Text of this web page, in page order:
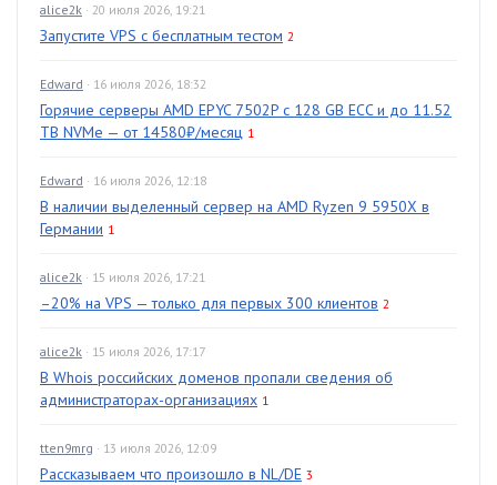
alice2k · 20 июля 2026, 19:21
Запустите VPS с бесплатным тестом 2
Edward · 16 июля 2026, 18:32
Горячие серверы AMD EPYC 7502P с 128 GB ECC и до 11.52
TB NVMe — от 14580₽/месяц 1
Edward · 16 июля 2026, 12:18
В наличии выделенный сервер на AMD Ryzen 9 5950X в
Германии 1
alice2k · 15 июля 2026, 17:21
–20% на VPS — только для первых 300 клиентов 2
alice2k · 15 июля 2026, 17:17
В Whois российских доменов пропали сведения об
администраторах-организациях 1
tten9mrg · 13 июля 2026, 12:09
Рассказываем что произошло в NL/DE 3